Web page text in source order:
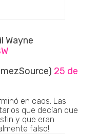
Wayne
25 de
en caos. Las
que decían que
y que eran
falso!